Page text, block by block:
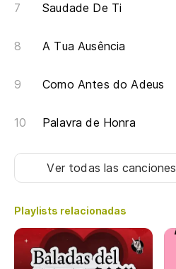
Saudade De Ti
A Tua Ausência
Como Antes do Adeus
Palavra de Honra
Ver todas las canciones
Playlists relacionadas